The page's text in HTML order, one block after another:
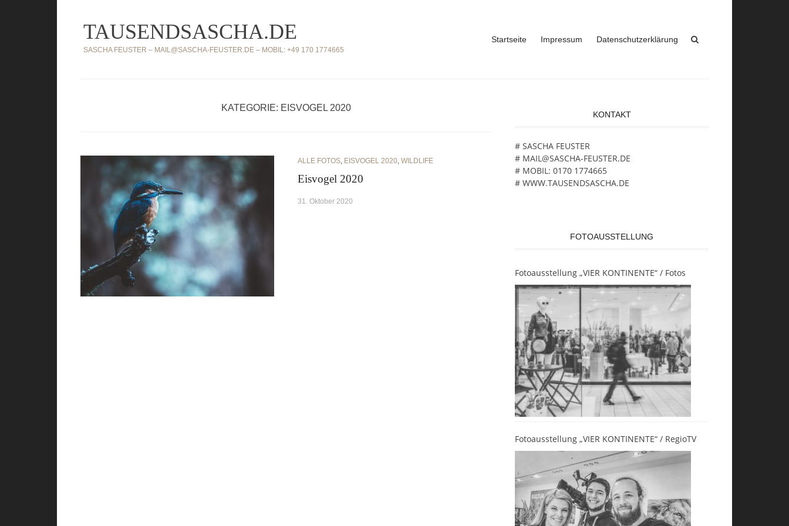
Inhalt
springen
TAUSENDSASCHA.DE
SASCHA FEUSTER – MAIL@SASCHA-FEUSTER.DE – MOBIL: +49 170 1774665
Startseite Impressum Datenschutzerklärung
KATEGORIE: EISVOGEL 2020
ALLE FOTOS, EISVOGEL 2020, WILDLIFE
Eisvogel 2020
31. Oktober 2020
KONTAKT
# SASCHA FEUSTER
# MAIL@SASCHA-FEUSTER.DE
# MOBIL: 0170 1774665
# WWW.TAUSENDSASCHA.DE
FOTOAUSSTELLUNG
Fotoausstellung „VIER KONTINENTE“ / Fotos
Fotoausstellung „VIER KONTINENTE“ / RegioTV